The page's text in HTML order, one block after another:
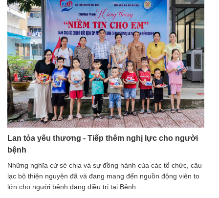
Lan tỏa yêu thương - Tiếp thêm nghị lực cho người
bệnh
Những nghĩa cử sẻ chia và sự đồng hành của các tổ chức, câu
lạc bộ thiện nguyện đã và đang mang đến nguồn động viên to
lớn cho người bệnh đang điều trị tại Bệnh ...